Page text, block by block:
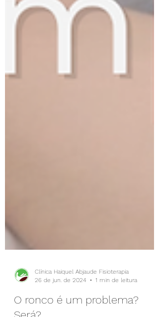
26 de jun. de 2024
1 min de leitura